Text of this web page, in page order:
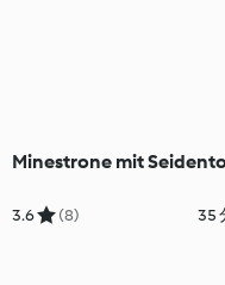
Minestrone mit
3.6 (8) 35